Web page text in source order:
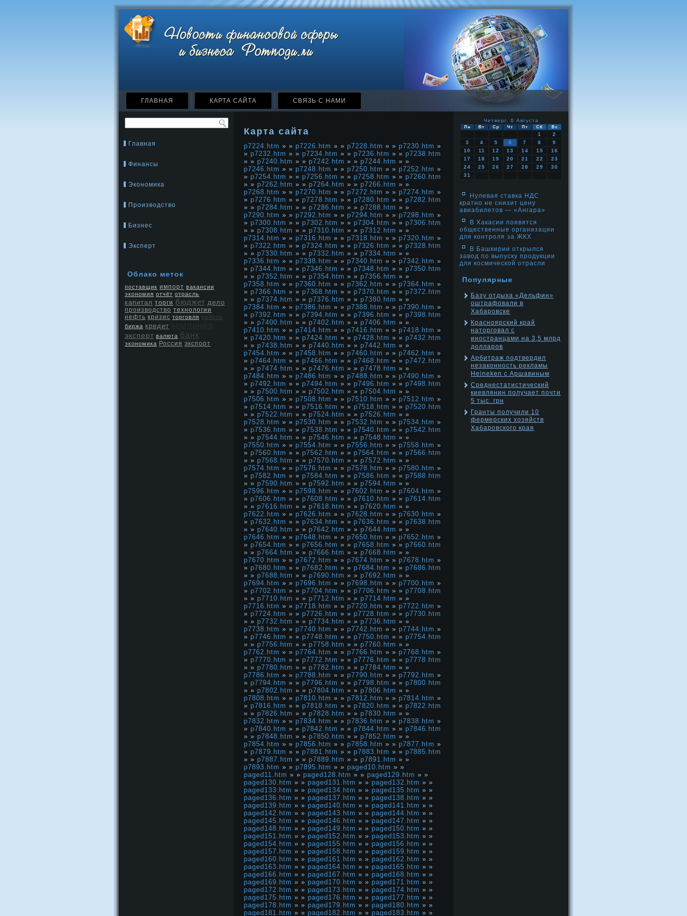
ГЛАВНАЯ КАРТА САЙТА СВЯЗЬ С НАМИ
Главная
Финансы
Экономика
Производство
Бизнес
Эксперт
Облако меток
поставщик импорт вакансии
экономия отчёт отрасль
капитал торги бюджет дело
производство технологии
нефть кризис торговля работа
биржа кредит
эксперт валюта банк
экономика Россия экспорт
Карта сайта
p7224.htm » » p7226.htm » » p7228.htm » » p7230.htm »
» p7232.htm » » p7234.htm » » p7236.htm » » p7238.htm
» » p7240.htm » » p7242.htm » » p7244.htm » »
p7246.htm » » p7248.htm » » p7250.htm » » p7252.htm »
» p7254.htm » » p7256.htm » » p7258.htm » » p7260.htm
» » p7262.htm » » p7264.htm » » p7266.htm » »
p7268.htm » » p7270.htm » » p7272.htm » » p7274.htm »
» p7276.htm » » p7278.htm » » p7280.htm » » p7282.htm
» » p7284.htm » » p7286.htm » » p7288.htm » »
p7290.htm » » p7292.htm » » p7294.htm » » p7298.htm »
» p7300.htm » » p7302.htm » » p7304.htm » » p7306.htm
» » p7308.htm » » p7310.htm » » p7312.htm » »
p7314.htm » » p7316.htm » » p7318.htm » » p7320.htm »
» p7322.htm » » p7324.htm » » p7326.htm » » p7328.htm
» » p7330.htm » » p7332.htm » » p7334.htm » »
p7336.htm » » p7338.htm » » p7340.htm » » p7342.htm »
» p7344.htm » » p7346.htm » » p7348.htm » » p7350.htm
» » p7352.htm » » p7354.htm » » p7356.htm » »
p7358.htm » » p7360.htm » » p7362.htm » » p7364.htm »
» p7366.htm » » p7368.htm » » p7370.htm » » p7372.htm
» » p7374.htm » » p7376.htm » » p7380.htm » »
p7384.htm » » p7386.htm » » p7388.htm » » p7390.htm »
» p7392.htm » » p7394.htm » » p7396.htm » » p7398.htm
» » p7400.htm » » p7402.htm » » p7406.htm » »
p7410.htm » » p7414.htm » » p7416.htm » » p7418.htm »
» p7420.htm » » p7424.htm » » p7428.htm » » p7432.htm
» » p7438.htm » » p7440.htm » » p7442.htm » »
p7454.htm » » p7458.htm » » p7460.htm » » p7462.htm »
» p7464.htm » » p7466.htm » » p7468.htm » » p7472.htm
» » p7474.htm » » p7476.htm » » p7478.htm » »
p7484.htm » » p7486.htm » » p7488.htm » » p7490.htm »
» p7492.htm » » p7494.htm » » p7496.htm » » p7498.htm
» » p7500.htm » » p7502.htm » » p7504.htm » »
p7506.htm » » p7508.htm » » p7510.htm » » p7512.htm »
» p7514.htm » » p7516.htm » » p7518.htm » » p7520.htm
» » p7522.htm » » p7524.htm » » p7526.htm » »
p7528.htm » » p7530.htm » » p7532.htm » » p7534.htm »
» p7536.htm » » p7538.htm » » p7540.htm » » p7542.htm
» » p7544.htm » » p7546.htm » » p7548.htm » »
p7550.htm » » p7554.htm » » p7556.htm » » p7558.htm »
» p7560.htm » » p7562.htm » » p7564.htm » » p7566.htm
» » p7568.htm » » p7570.htm » » p7572.htm » »
p7574.htm » » p7576.htm » » p7578.htm » » p7580.htm »
» p7582.htm » » p7584.htm » » p7586.htm » » p7588.htm
» » p7590.htm » » p7592.htm » » p7594.htm » »
p7596.htm » » p7598.htm » » p7602.htm » » p7604.htm »
» p7606.htm » » p7608.htm » » p7610.htm » » p7614.htm
» » p7616.htm » » p7618.htm » » p7620.htm » »
p7622.htm » » p7626.htm » » p7628.htm » » p7630.htm »
» p7632.htm » » p7634.htm » » p7636.htm » » p7638.htm
» » p7640.htm » » p7642.htm » » p7644.htm » »
p7646.htm » » p7648.htm » » p7650.htm » » p7652.htm »
» p7654.htm » » p7656.htm » » p7658.htm » » p7660.htm
» » p7664.htm » » p7666.htm » » p7668.htm » »
p7670.htm » » p7672.htm » » p7674.htm » » p7678.htm »
» p7680.htm » » p7682.htm » » p7684.htm » » p7686.htm
» » p7688.htm » » p7690.htm » » p7692.htm » »
p7694.htm » » p7696.htm » » p7698.htm » » p7700.htm »
» p7702.htm » » p7704.htm » » p7706.htm » » p7708.htm
» » p7710.htm » » p7712.htm » » p7714.htm » »
p7716.htm » » p7718.htm » » p7720.htm » » p7722.htm »
» p7724.htm » » p7726.htm » » p7728.htm » » p7730.htm
» » p7732.htm » » p7734.htm » » p7736.htm » »
p7738.htm » » p7740.htm » » p7742.htm » » p7744.htm »
» p7746.htm » » p7748.htm » » p7750.htm » » p7754.htm
» » p7756.htm » » p7758.htm » » p7760.htm » »
p7762.htm » » p7764.htm » » p7766.htm » » p7768.htm »
» p7770.htm » » p7772.htm » » p7776.htm » » p7778.htm
» » p7780.htm » » p7782.htm » » p7784.htm » »
p7786.htm » » p7788.htm » » p7790.htm » » p7792.htm »
» p7794.htm » » p7796.htm » » p7798.htm » » p7800.htm
» » p7802.htm » » p7804.htm » » p7806.htm » »
p7808.htm » » p7810.htm » » p7812.htm » » p7814.htm »
» p7816.htm » » p7818.htm » » p7820.htm » » p7822.htm
» » p7826.htm » » p7828.htm » » p7830.htm » »
p7832.htm » » p7834.htm » » p7836.htm » » p7838.htm »
» p7840.htm » » p7842.htm » » p7844.htm » » p7846.htm
» » p7848.htm » » p7850.htm » » p7852.htm » »
p7854.htm » » p7856.htm » » p7858.htm » » p7877.htm »
» p7879.htm » » p7881.htm » » p7883.htm » » p7885.htm
» » p7887.htm » » p7889.htm » » p7891.htm » »
p7893.htm » » p7895.htm » » paged10.htm » »
paged11.htm » » paged128.htm » » paged129.htm » »
paged130.htm » » paged131.htm » » paged132.htm » »
paged133.htm » » paged134.htm » » paged135.htm » »
paged136.htm » » paged137.htm » » paged138.htm » »
paged139.htm » » paged140.htm » » paged141.htm » »
paged142.htm » » paged143.htm » » paged144.htm » »
paged145.htm » » paged146.htm » » paged147.htm » »
paged148.htm » » paged149.htm » » paged150.htm » »
paged151.htm » » paged152.htm » » paged153.htm » »
paged154.htm » » paged155.htm » » paged156.htm » »
paged157.htm » » paged158.htm » » paged159.htm » »
paged160.htm » » paged161.htm » » paged162.htm » »
paged163.htm » » paged164.htm » » paged165.htm » »
paged166.htm » » paged167.htm » » paged168.htm » »
paged169.htm » » paged170.htm » » paged171.htm » »
paged172.htm » » paged173.htm » » paged174.htm » »
paged175.htm » » paged176.htm » » paged177.htm » »
paged178.htm » » paged179.htm » » paged180.htm » »
paged181.htm » » paged182.htm » » paged183.htm » »
Четверг, 6 Августа
Пн Вт Ср Чт Пт Сб Вс
1
2
3
4 5 6 7 8
9
10
11 12 13 14 15
16
17
18 19 20 21 22
23
24
25 26 27 28 29
30
31
Нулевая ставка НДС
кратно не снизит цену
авиабилетов — «Ангара»
В Хакасии появятся
общественные организации
для контроля за ЖКХ
В Башкирии открылся
завод по выпуску продукции
для космической отрасли
Популярные
Базу отдыха «Дельфин»
оштрафовали в
Хабаровске
Красноярский край
наторговал с
иностранцами на 3,5 млрд
долларов
Арбитраж подтвердил
незаконность рекламы
Heineken c Аршавиным
Среднестатистический
киевлянин получает почти
5 тыс. грн
Гранты получили 10
фермерских хозяйств
Хабаровского края